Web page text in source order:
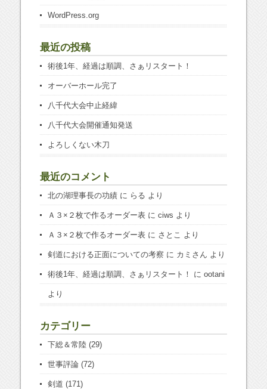
WordPress.org
最近の投稿
術後1年、経過は順調、さぁリスタート！
オーバーホール完了
八千代大会中止経緯
八千代大会開催通知発送
よろしくない木刀
最近のコメント
北の湖理事長の功績 に らる より
Ａ３×２枚で作るオーダー表 にciws より
Ａ３×２枚で作るオーダー表 に さとこ より
剣道における正面についての考察 に カミさん より
術後1年、経過は順調、さぁリスタート！ にootani
より
カテゴリー
下総＆常陸 (29)
世事評論 (72)
剣道 (171)